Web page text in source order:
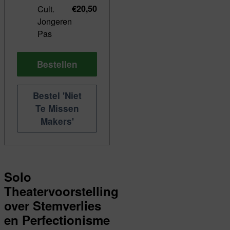
Cult.
Jongeren
Pas
€20,50
Bestellen
Bestel 'Niet
Te Missen
Makers'
Solo
Theatervoorstelling
over Stemverlies
en Perfectionisme